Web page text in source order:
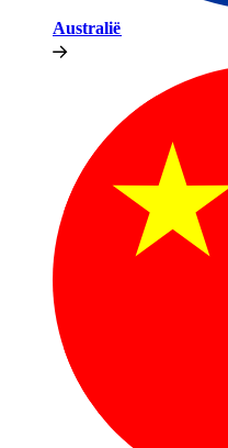
Australië​​